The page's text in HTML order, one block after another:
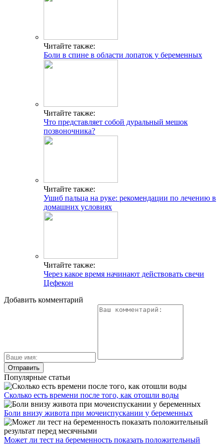
Читайте также:
Боли в спине в области лопаток у беременных
Читайте также:
Что представляет собой дуральный мешок
позвоночника?
Читайте также:
Ушиб пальца на руке: рекомендации по лечению в
домашних условиях
Читайте также:
Через какое время начинают действовать свечи
Цефекон
Добавить комментарий
Популярные статьи
Сколько есть времени после того, как отошли воды
Боли внизу живота при мочеиспускании у беременных
Может ли тест на беременность показать положительный